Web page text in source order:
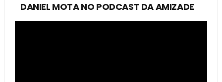
DANIEL MOTA NO PODCAST DA AMIZADE